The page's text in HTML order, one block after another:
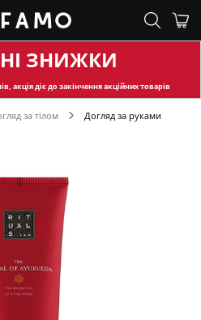
ЗНИЖКИ
акція діє до закінчення акційних товарів
за тілом Догляд за руками